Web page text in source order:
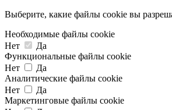
Выберите, какие файлы cookie вы
Необходимые файлы cookie
Нет
Да
Функциональные файлы cookie
Нет
Да
Аналитические файлы cookie
Нет
Да
Маркетинговые файлы cookie